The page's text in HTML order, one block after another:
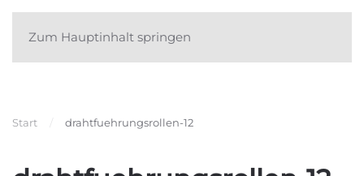
Zum Hauptinhalt springen
Start drahtfuehrungsrollen-12